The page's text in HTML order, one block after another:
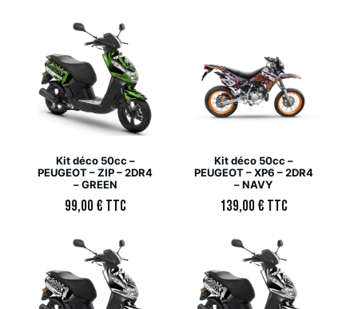
Kit déco 50cc –
PEUGEOT – ZIP – 2DR4
– GREEN
99,00€ TTC
Kit déco 50cc –
PEUGEOT – XP6 – 2DR4
– NAVY
139,00€ TTC